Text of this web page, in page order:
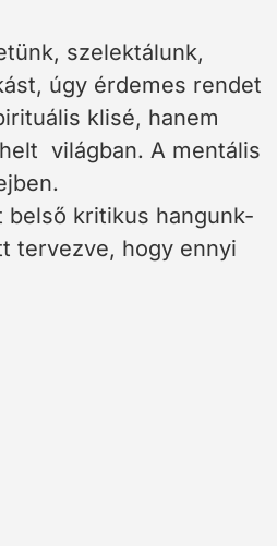
szelektálunk,
úgy érdemes rendet
klisé, hanem
világban. A mentális
belső kritikus hangunk-
tervezve, hogy ennyi